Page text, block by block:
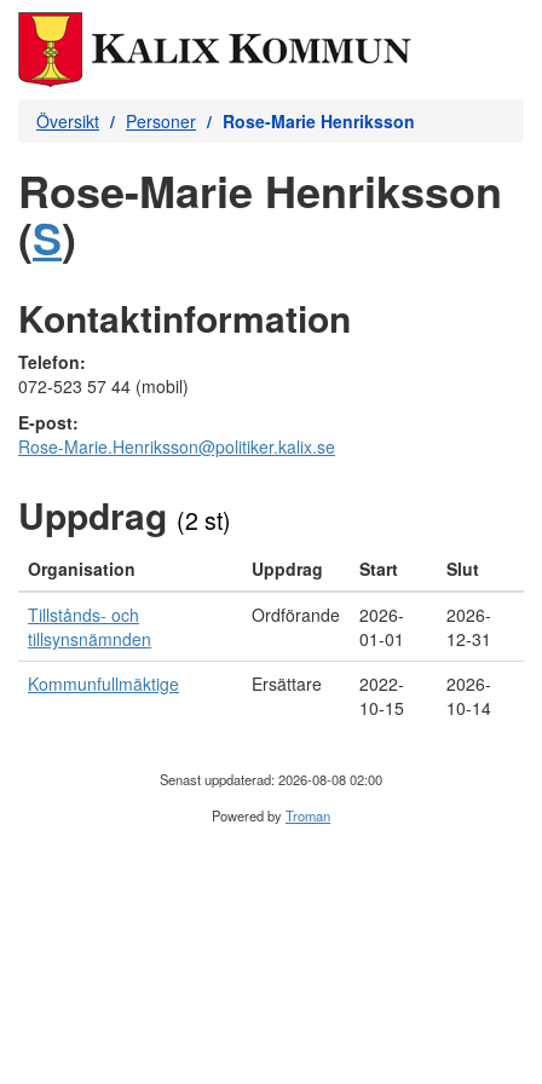
Översikt Personer Rose-Marie Henriksson
Rose-Marie Henriksson
(S)
Kontaktinformation
Telefon:
072-523 57 44 (mobil)
E-post:
Rose-Marie.Henriksson@politiker.kalix.se
Uppdrag (2 st)
Organisation Uppdrag Start
Slut
Tillstånds- och
tillsynsnämnden
Ordförande
2026-
01-01
2026-
12-31
Kommunfullmäktige
Ersättare
2022-
10-15
2026-
10-14
Senast uppdaterad: 2026-08-08 02:00
Powered byTroman